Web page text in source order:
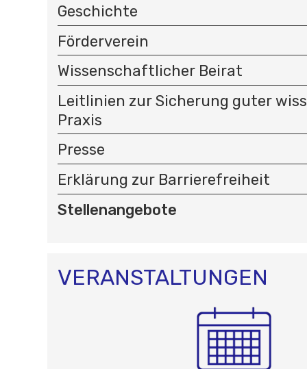
Geschichte
Förderverein
Wissenschaftlicher Beirat
Leitlinien zur Sicherung guter
Praxis
Presse
Erklärung zur Barrierefreiheit
Stellenangebote
VERANSTALTUNGEN